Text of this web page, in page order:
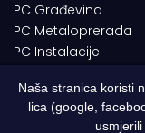
PC Građevina
PC Metaloprerada
PC Instalacije
© 1994-2026 | ITC
Naša stranica koristi
lica (google,